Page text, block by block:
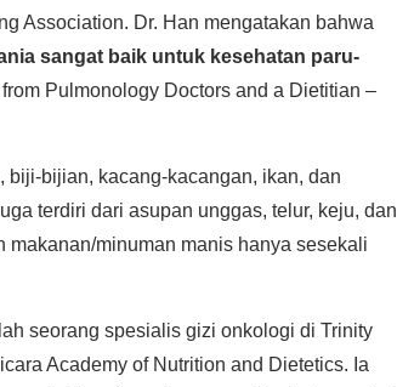
Association. Dr. Han mengatakan bahwa
sangat baik untuk kesehatan paru-
Pulmonology Doctors and a Dietitian –
biji-bijian, kacang-kacangan, ikan, dan
terdiri dari asupan unggas, telur, keju, dan
minuman manis hanya sesekali
seorang spesialis gizi onkologi di Trinity
Academy of Nutrition and Dietetics. Ia